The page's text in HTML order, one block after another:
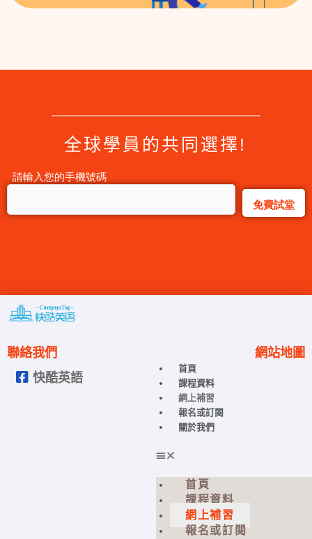
全球學員的共同選擇!
請輸入您的手機號碼
聯絡我們
快酷英語
網站地圖
首頁
課程資料
網上補習
報名或訂閱
關於我們
首頁
課程資料
網上補習
報名或訂閱
請輸入您的手機號碼
内容（非必填项）